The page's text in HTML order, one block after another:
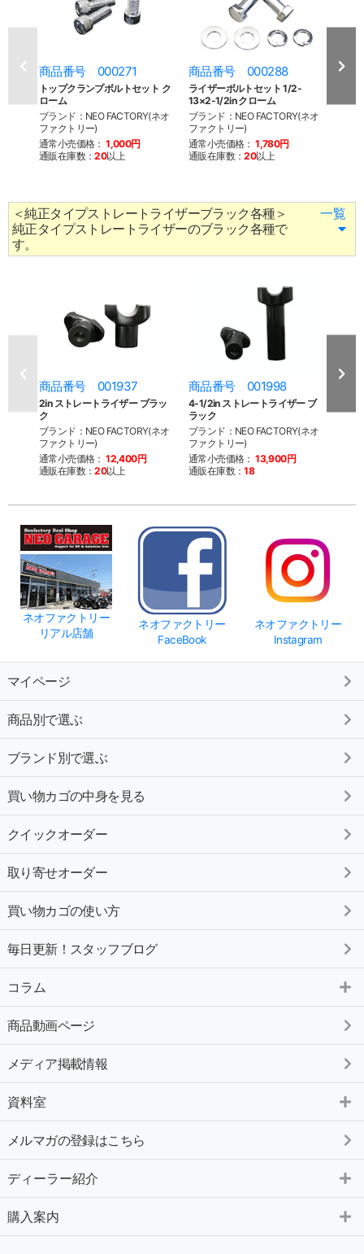
商品番号 000271
トップクランプボルトセット ク
ローム
ブランド：NEO FACTORY(ネオ
ファクトリー)
通常小売価格： 1,000円
通販在庫数：20以上
商品番号 000288
ライザーボルトセット 1/2-
13×2-1/2in クローム
ブランド：NEO FACTORY(ネオ
ファクトリー)
通常小売価格： 1,780円
通販在庫数：20以上
商
ブラ
＜純正タイプストレートライザーブラック各種＞
純正タイプストレートライザーのブラック各種で
す。
一覧
商品番号 001937
2in ストレートライザー ブラッ
ク
ブランド：NEO FACTORY(ネオ
ファクトリー)
通常小売価格： 12,400円
通販在庫数：20以上
商品番号 001998
4-1/2in ストレートライザー ブ
ラック
ブランド：NEO FACTORY(ネオ
ファクトリー)
通常小売価格： 13,900円
通販在庫数：18
ラッ
ネオファクトリー
リアル店舗
ネオファクトリー
FaceBook
ネオファクトリー
Instagram
マイページ
商品別で選ぶ
ブランド別で選ぶ
買い物カゴの中身を見る
クイックオーダー
取り寄せオーダー
買い物カゴの使い方
毎日更新！スタッフブログ
コラム
商品動画ページ
メディア掲載情報
資料室
メルマガの登録はこちら
ディーラー紹介
購入案内